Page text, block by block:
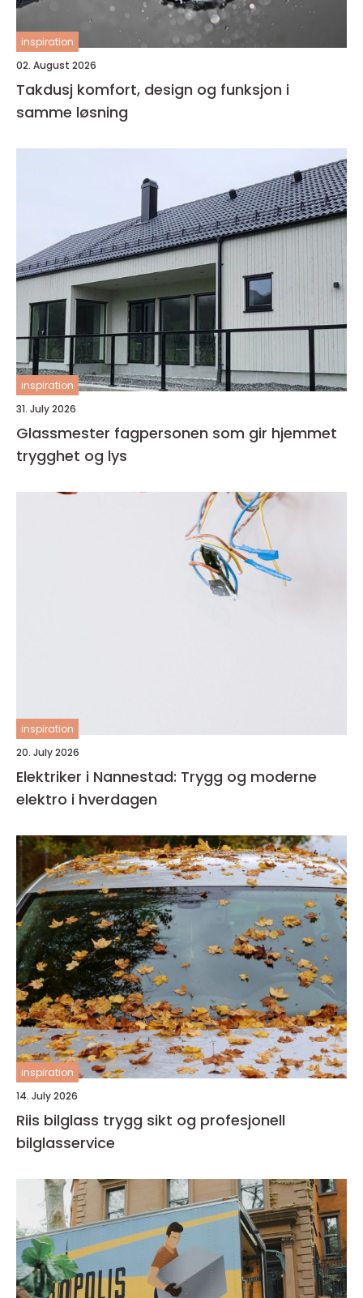
inspiration
02. August 2026
Takdusj komfort, design og funksjon i
samme løsning
inspiration
31. July 2026
Glassmester fagpersonen som gir hjemmet
trygghet og lys
inspiration
20. July 2026
Elektriker i Nannestad: Trygg og moderne
elektro i hverdagen
inspiration
14. July 2026
Riis bilglass trygg sikt og profesjonell
bilglasservice